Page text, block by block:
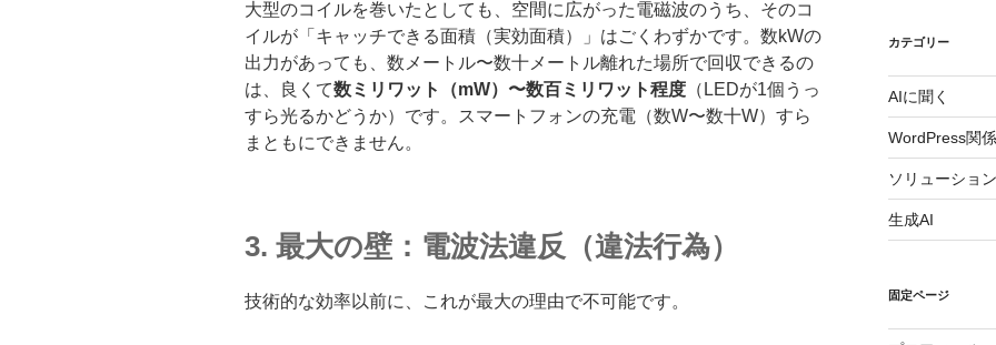
大型のコイルを巻いたとしても、空間に広がった電磁波のうち、そのコ
イルが「キャッチできる面積（実効面積）」はごくわずかです。数kWの
出力があっても、数メートル〜数十メートル離れた場所で回収できるの
は、良くて数ミリワット（mW）〜数百ミリワット程度 （LEDが1個うっ
すら光るかどうか）です。スマートフォンの充電（数W〜数十W）すら
まともにできません。
3. 最大の壁：電波法違反（違法行為）
技術的な効率以前に、これが最大の理由で不可能です。
カテゴリー
AIに聞く
WordPress関係
ソリューショ
生成AI
固定ページ